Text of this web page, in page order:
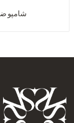
شامپو